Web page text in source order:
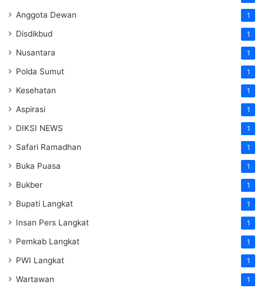
Anggota Dewan 1
Disdikbud 1
Nusantara 1
Polda Sumut 1
Kesehatan 1
Aspirasi 1
DIKSI NEWS 1
Safari Ramadhan 1
Buka Puasa 1
Bukber 1
Bupati Langkat 1
Insan Pers Langkat 1
Pemkab Langkat 1
PWI Langkat 1
Wartawan 1